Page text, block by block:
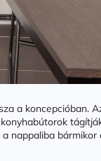
a koncepcióban.
nappaliba